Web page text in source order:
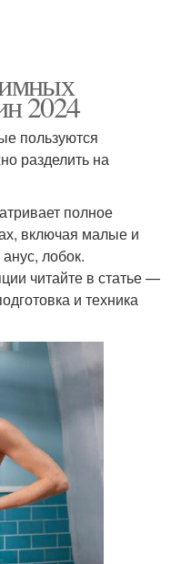
2024
пользуются
разделить на
полное
включая малые и
лобок.
читайте в статье —
и техника